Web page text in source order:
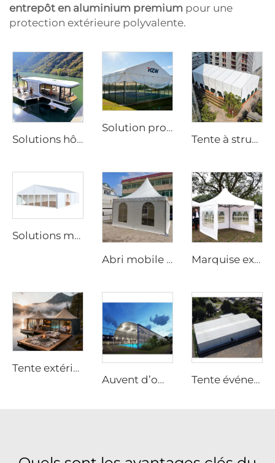
entrepôt en aluminium premium pour une
protection extérieure polyvalente.
Solutions hôtelières de capsules spatiales de luxe pour projets de station balnéaire | Mini-maison mobile personnalisée pour un hébergement de glamping haut de gamme et un tourisme éco-responsable
Solution professionnelle de toiture pour courts de sport | Couverture industrielle en aluminium pour arènes
Tente à structure en aluminium tout temps | Auvent commercial sans poteau pour réception de mariage en extérieur et salon professionnel
Solutions modulaires d’extension d’entrepôt pour projets industriels | Tente de stockage en PVC ignifuge pour l’augmentation de la capacité des usines
Abri mobile préfabriqué pour sites d’exposition | Chapiteau portable à montage rapide avec structure tubulaire en aluminium pour salons professionnels Marquise extérieure à grande échelle pour événements | Structure étanche à ossature en aluminium à usage commercial
Tente extérieure préfabriquée personnalisable | Structure performante étanche pour éco-resorts
Auvent d’ombrage personnalisé et modulaire pour terrain de padel | Toit à structure intégrée en aluminium avec protection vitrée pour installations extérieures de tennis
Tente événementielle OEM avec logo imprimé | Structure modulaire à montage rapide pour grandes fêtes et festivals en extérieur